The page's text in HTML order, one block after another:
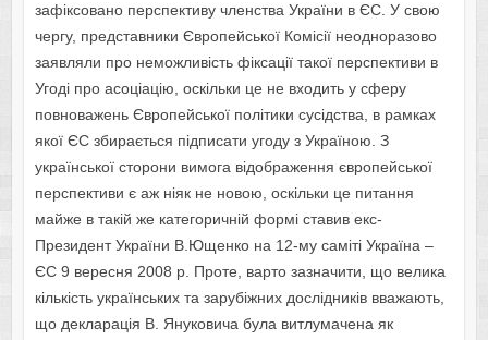
зафіксовано перспективу членства України в ЄС. У свою
чергу, представники Європейської Комісії неодноразово
заявляли про неможливість фіксації такої перспективи в
Угоді про асоціацію, оскільки це не входить у сферу
повноважень Європейської політики сусідства, в рамках
якої ЄС збирається підписати угоду з Україною. З
української сторони вимога відображення європейської
перспективи є аж ніяк не новою, оскільки це питання
майже в такій же категоричній формі ставив екс-
Президент України В.Ющенко на 12-му саміті Україна –
ЄС 9 вересня 2008 р. Проте, варто зазначити, що велика
кількість українських та зарубіжних дослідників вважають,
що декларація В. Януковича була витлумачена як